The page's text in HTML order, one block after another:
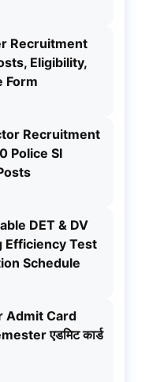
Recruitment
Eligibility,
Form
Recruitment
Police SI
DET & DV
Efficiency Test
Schedule
Admit Card
एडमिट कार्ड